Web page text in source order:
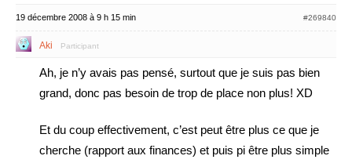
19 décembre 2008 à 9 h 15 min #269840
Aki Participant
Ah, je n’y avais pas pensé, surtout que je suis pas bien
grand, donc pas besoin de trop de place non plus! XD
Et du coup effectivement, c’est peut être plus ce que je
cherche (rapport aux finances) et puis pi être plus simple